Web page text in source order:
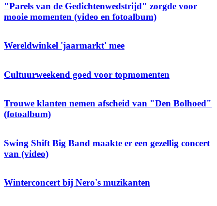
"Parels van de Gedichtenwedstrijd" zorgde voor
mooie momenten (video en fotoalbum)
Wereldwinkel 'jaarmarkt' mee
Cultuurweekend goed voor topmomenten
Trouwe klanten nemen afscheid van "Den Bolhoed"
(fotoalbum)
Swing Shift Big Band maakte er een gezellig concert
van (video)
Winterconcert bij Nero's muzikanten